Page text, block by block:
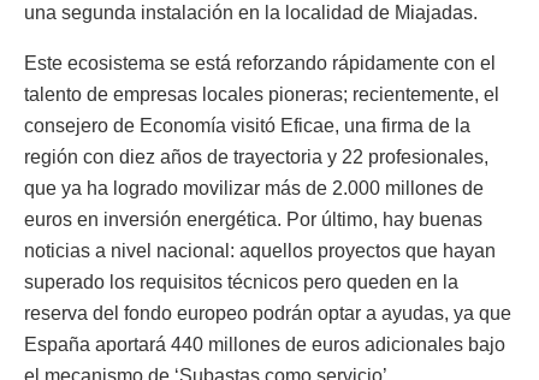
una segunda instalación en la localidad de Miajadas.
Este ecosistema se está reforzando rápidamente con el
talento de empresas locales pioneras; recientemente, el
consejero de Economía visitó Eficae, una firma de la
región con diez años de trayectoria y 22 profesionales,
que ya ha logrado movilizar más de 2.000 millones de
euros en inversión energética. Por último, hay buenas
noticias a nivel nacional: aquellos proyectos que hayan
superado los requisitos técnicos pero queden en la
reserva del fondo europeo podrán optar a ayudas, ya que
España aportará 440 millones de euros adicionales bajo
el mecanismo de ‘Subastas como servicio’.